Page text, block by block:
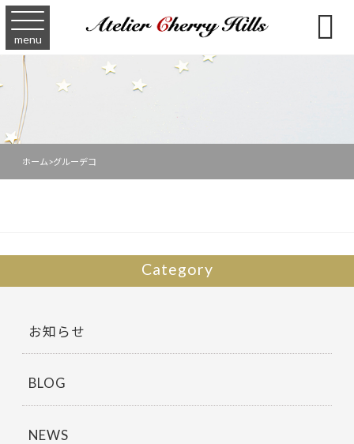
menu 
ホーム >グルーデコ
Category
お知らせ
BLOG
NEWS